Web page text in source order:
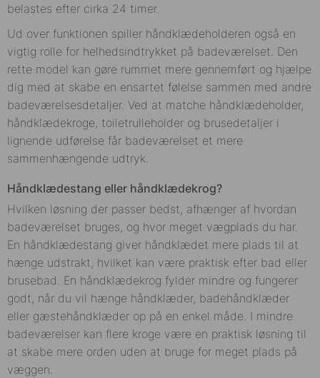
belastes efter cirka 24 timer.
Ud over funktionen spiller håndklædeholderen også en
vigtig rolle for helhedsindtrykket på badeværelset. Den
rette model kan gøre rummet mere gennemført og hjælpe
dig med at skabe en ensartet følelse sammen med andre
badeværelsesdetaljer. Ved at matche håndklædeholder,
håndklædekroge, toiletrulleholder og brusedetaljer i
lignende udførelse får badeværelset et mere
sammenhængende udtryk.
Håndklædestang eller håndklædekrog?
Hvilken løsning der passer bedst, afhænger af hvordan
badeværelset bruges, og hvor meget vægplads du har.
En håndklædestang giver håndklædet mere plads til at
hænge udstrakt, hvilket kan være praktisk efter bad eller
brusebad. En håndklædekrog fylder mindre og fungerer
godt, når du vil hænge håndklæder, badehåndklæder
eller gæstehåndklæder op på en enkel måde. I mindre
badeværelser kan flere kroge være en praktisk løsning til
at skabe mere orden uden at bruge for meget plads på
væggen.